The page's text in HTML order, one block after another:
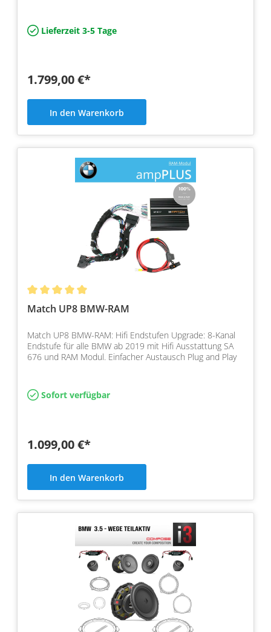
Lieferzeit 3-5 Tage
1.799,00 €*
In den Warenkorb
Match UP8 BMW-RAM
Match UP8 BMW-RAM: Hifi Endstufen Upgrade: 8-Kanal
Endstufe für alle BMW ab 2019 mit Hifi Ausstattung SA
676 und RAM Modul. Einfacher Austausch Plug and Play
Sofort verfügbar
1.099,00 €*
In den Warenkorb